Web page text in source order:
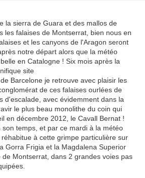
la sierra de Guara et des mallos de
les falaises de Montserrat, bien nous en
et les canyons de l'Aragon seront
notre départ alors que la météo
en Catalogne ! Six mois après la
site
Barcelone je retrouve avec plaisir les
de ces falaises ourlées de
d'escalade, avec évidemment dans la
le plus beau monolithe du coin qui
en décembre 2012, le Cavall Bernat !
son temps, et par ce mardi à la météo
à cette grimpe particulière sur
Gorra Frigia et la Magdalena Superior
Montserrat, dans 2 grandes voies pas